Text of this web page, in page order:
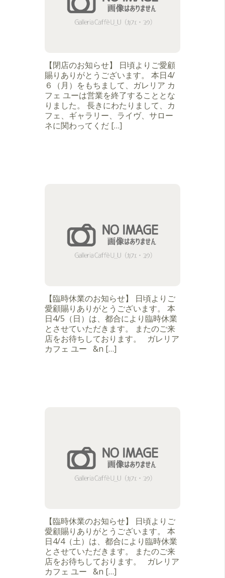
【閉店のお知らせ】 日頃よりご愛顧
賜りありがとうございます。 本日4/
６（月）をもちまして、ガレリア カ
フェ ユーは営業を終了することとな
りました。 長きにわたりまして、カ
フェ、ギャラリー、ライヴ、サロー
ネに関わってくだ […]
【臨時休業のお知らせ】 日頃よりご
愛顧賜りありがとうございます。 本
日4/5（日）は、都合により臨時休業
とさせていただきます。 またのご来
店をお待ちしております。 ガレリア
カフェ ユー &n […]
【臨時休業のお知らせ】 日頃よりご
愛顧賜りありがとうございます。 本
日4/4（土）は、都合により臨時休業
とさせていただきます。 またのご来
店をお待ちしております。 ガレリア
カフェ ユー &n […]